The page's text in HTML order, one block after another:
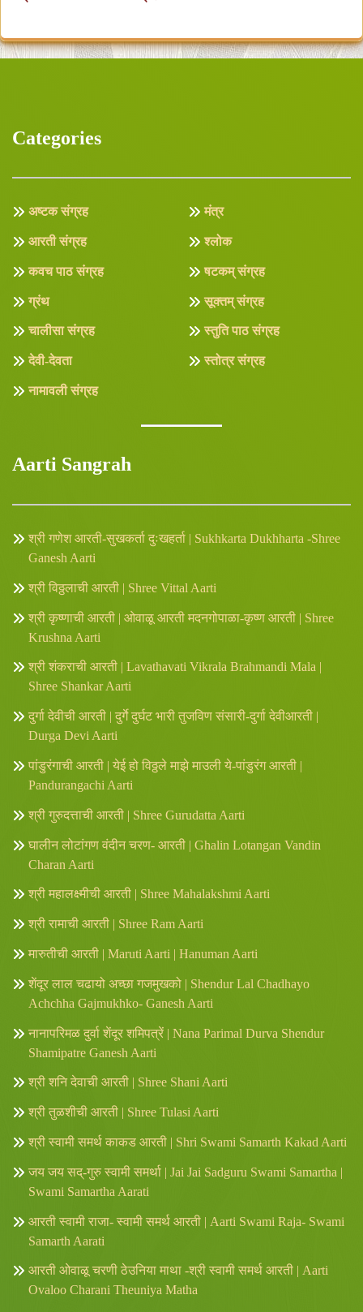
Categories
अष्टक संग्रह
आरती संग्रह
कवच पाठ संग्रह
ग्रंथ
चालीसा संग्रह
देवी-देवता
नामावली संग्रह
मंत्र
श्लोक
षटकम् संग्रह
सूक्तम् संग्रह
स्तुति पाठ संग्रह
स्तोत्र संग्रह
Aarti Sangrah
श्री गणेश आरती-सुखकर्ता दुःखहर्ता | Sukhkarta Dukhharta -Shree
Ganesh Aarti
श्री विठ्ठलाची आरती | Shree Vittal Aarti
श्री कृष्णाची आरती | ओवाळू आरती मदनगोपाळा-कृष्ण आरती | Shree
Krushna Aarti
श्री शंकराची आरती | Lavathavati Vikrala Brahmandi Mala |
Shree Shankar Aarti
दुर्गा देवीची आरती | दुर्गे दुर्घट भारी तुजविण संसारी-दुर्गा देवीआरती |
Durga Devi Aarti
पांडुरंगाची आरती | येई हो विठ्ठले माझे माउली ये-पांडुरंग आरती |
Pandurangachi Aarti
श्री गुरुदत्ताची आरती | Shree Gurudatta Aarti
घालीन लोटांगण वंदीन चरण- आरती | Ghalin Lotangan Vandin
Charan Aarti
श्री महालक्ष्मीची आरती | Shree Mahalakshmi Aarti
श्री रामाची आरती | Shree Ram Aarti
मारुतीची आरती | Maruti Aarti | Hanuman Aarti
शेंदूर लाल चढायो अच्छा गजमुखको | Shendur Lal Chadhayo
Achchha Gajmukhko- Ganesh Aarti
नानापरिमळ दुर्वा शेंदूर शमिपत्रें | Nana Parimal Durva Shendur
Shamipatre Ganesh Aarti
श्री शनि देवाची आरती | Shree Shani Aarti
श्री तुळशीची आरती | Shree Tulasi Aarti
श्री स्वामी समर्थ काकड आरती | Shri Swami Samarth Kakad Aarti
जय जय सद्-गुरु स्वामी समर्था | Jai Jai Sadguru Swami Samartha |
Swami Samartha Aarati
आरती स्वामी राजा- स्वामी समर्थ आरती | Aarti Swami Raja- Swami
Samarth Aarati
आरती ओवाळू चरणी ठेउनिया माथा -श्री स्वामी समर्थ आरती | Aarti
Ovaloo Charani Theuniya Matha